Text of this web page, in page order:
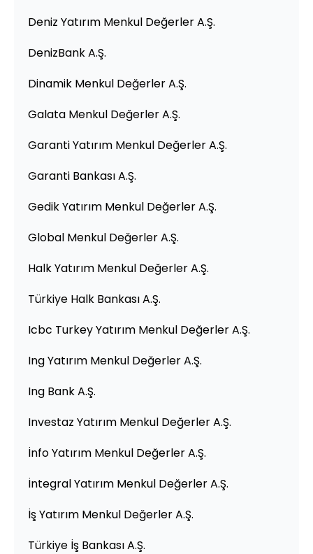
Deniz Yatırım Menkul Değerler A.Ş.
DenizBank A.Ş.
Dinamik Menkul Değerler A.Ş.
Galata Menkul Değerler A.Ş.
Garanti Yatırım Menkul Değerler A.Ş.
Garanti Bankası A.Ş.
Gedik Yatırım Menkul Değerler A.Ş.
Global Menkul Değerler A.Ş.
Halk Yatırım Menkul Değerler A.Ş.
Türkiye Halk Bankası A.Ş.
Icbc Turkey Yatırım Menkul Değerler A.Ş.
Ing Yatırım Menkul Değerler A.Ş.
Ing Bank A.Ş.
Investaz Yatırım Menkul Değerler A.Ş.
İnfo Yatırım Menkul Değerler A.Ş.
İntegral Yatırım Menkul Değerler A.Ş.
İş Yatırım Menkul Değerler A.Ş.
Türkiye İş Bankası A.Ş.